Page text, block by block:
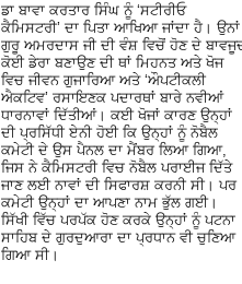
ਡਾ ਬਾਵਾ ਕਰਤਾਰ ਸਿੰਘ ਨੂੰ ‘ਸਟੀਰੀਓ
ਕੈਮਿਸਟਰੀ’ ਦਾ ਪਿਤਾ ਆਖਿਆ ਜਾਂਦਾ ਹੈ। ਉਨਾਂ
ਗੁਰੂ ਅਮਰਦਾਸ ਜੀ ਦੀ ਵੰਸ਼ ਵਿਚੋਂ ਹੋਣ ਦੇ
ਕੋਈ ਡੇਰਾ ਬਣਾਉਣ ਦੀ ਥਾਂ ਮਿਹਨਤ ਅਤੇ ਖੋਜ
ਵਿਚ ਜੀਵਨ ਗੁਜਾਰਿਆ ਅਤੇ ‘ਔਪਟੀਕਲੀ
ਐਕਟਿਵ’ ਰਸਾਇਣਕ ਪਦਾਰਥਾਂ ਬਾਰੇ ਨਵੀਆਂ
ਧਾਰਨਾਵਾਂ ਦਿੱਤੀਆਂ। ਕਈ ਖੋਜਾਂ ਕਾਰਣ ਉਨ੍ਹਾਂ
ਦੀ ਪ੍ਰਸਿੱਧੀ ਏਨੀ ਹੋਈ ਕਿ ਉਨ੍ਹਾਂ ਨੂੰ ਨੋਬੈਲ
ਕਮੇਟੀ ਦੇ ਉਸ ਪੈਨਲ ਦਾ ਮੈਂਬਰ ਲਿਆ ਗਿਆ,
ਜਿਸ ਨੇ ਕੈਮਿਸਟਰੀ ਵਿਚ ਨੋਬੈਲ ਪਰਾਈਜ ਦਿੱਤੇ
ਜਾਣ ਲਈ ਨਾਵਾਂ ਦੀ ਸਿਫਾਰਸ਼ ਕਰਨੀ ਸੀ। ਪਰ
ਕਮੇਟੀ ਉਨ੍ਹਾਂ ਦਾ ਆਪਣਾ ਨਾਮ ਭੁੱਲ ਗਈ।
ਸਿੱਖੀ ਵਿੱਚ ਪਰਪੱਕ ਹੋਣ ਕਰਕੇ ਉਨ੍ਹਾਂ ਨੂੰ ਪਟਨਾ
ਸਾਹਿਬ ਦੇ ਗੁਰਦੁਆਰਾ ਦਾ ਪ੍ਰਧਾਨ ਵੀ ਚੁਣਿਆ
ਗਿਆ ਸੀ।